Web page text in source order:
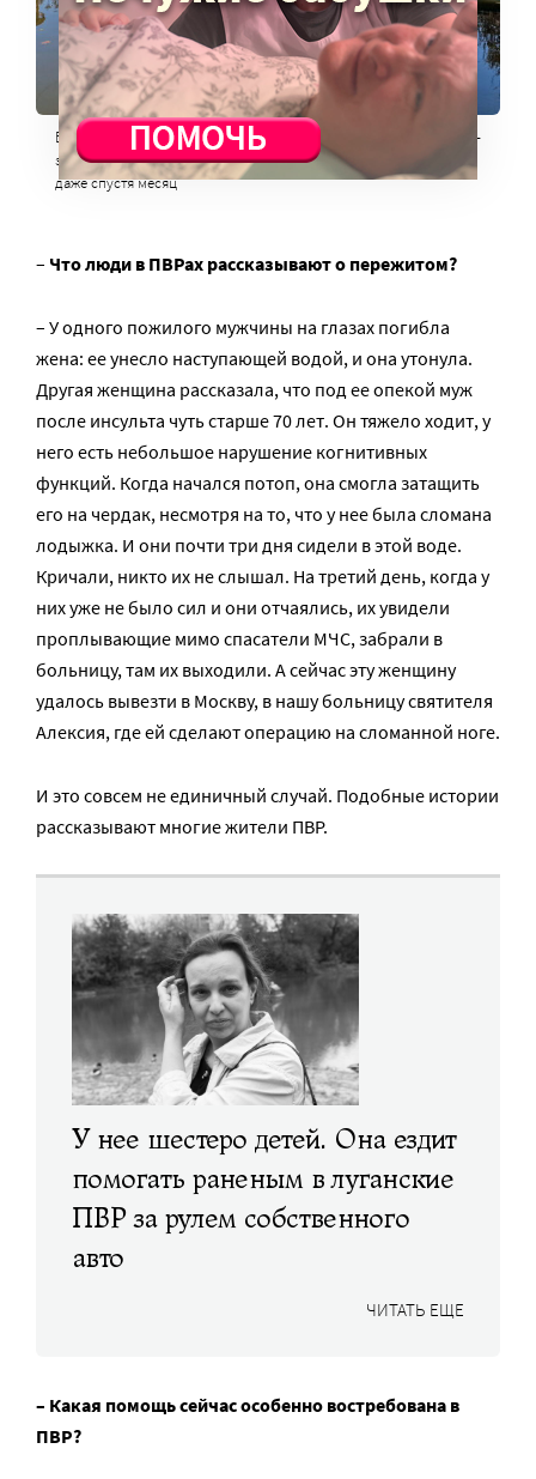
В некоторых населенных пунктах вода стояла очень высоко. Из-
за естественного рельефа кое-где она не уходит до сих пор,
даже спустя месяц
– Что люди в ПВРах рассказывают о пережитом?
– У одного пожилого мужчины на глазах погибла
жена: ее унесло наступающей водой, и она утонула.
Другая женщина рассказала, что под ее опекой муж
после инсульта чуть старше 70 лет. Он тяжело ходит, у
него есть небольшое нарушение когнитивных
функций. Когда начался потоп, она смогла затащить
его на чердак, несмотря на то, что у нее была сломана
лодыжка. И они почти три дня сидели в этой воде.
Кричали, никто их не слышал. На третий день, когда у
них уже не было сил и они отчаялись, их увидели
проплывающие мимо спасатели МЧС, забрали в
больницу, там их выходили. А сейчас эту женщину
удалось вывезти в Москву, в нашу больницу святителя
Алексия, где ей сделают операцию на сломанной ноге.
И это совсем не единичный случай. Подобные истории
рассказывают многие жители ПВР.
У нее шестеро детей. Она ездит
помогать раненым в луганские
ПВР за рулем собственного
авто
ЧИТАТЬ ЕЩЕ
– Какая помощь сейчас особенно востребована в
ПВР?